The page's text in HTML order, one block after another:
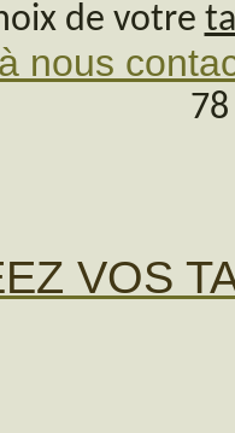
de votre
nous
VOS